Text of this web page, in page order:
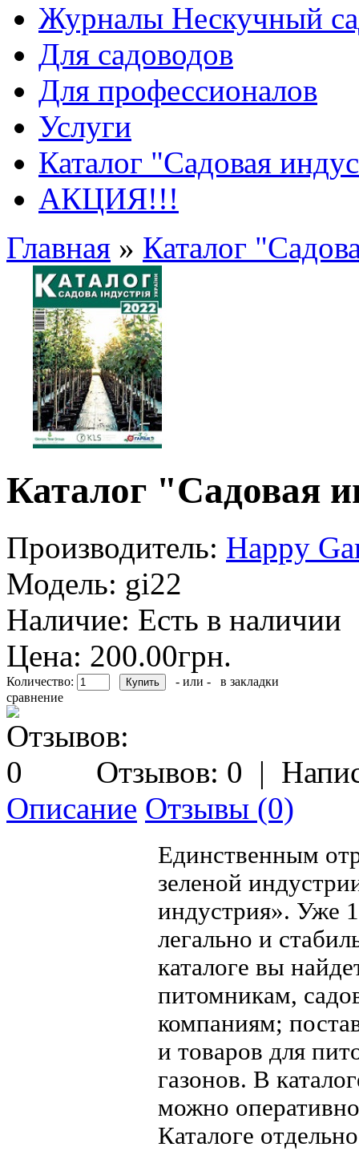
Журналы Нескучный
Для садоводов
Для профессионалов
Услуги
Каталог "Садовая
АКЦИЯ!!!
Главная » Каталог
Каталог "Садовая
Производитель: Happy
Модель: gi22
Наличие: Есть в наличии
Цена: 200.00грн.
Количество: - или -
в закладки
сравнение
Отзывов: 0 |
Описание Отзывы (0)
Единственным
зеленой
индустрия». Уже
легально и
каталоге вы
питомникам,
компаниям;
и товаров для
газонов. В
можно
Каталоге